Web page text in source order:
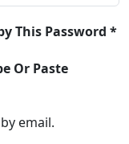
This Password *
Or Paste
email.